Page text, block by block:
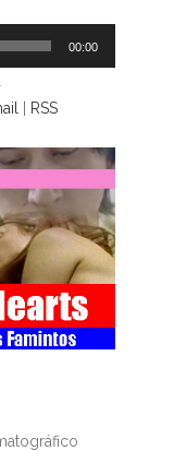
00:00
RSS